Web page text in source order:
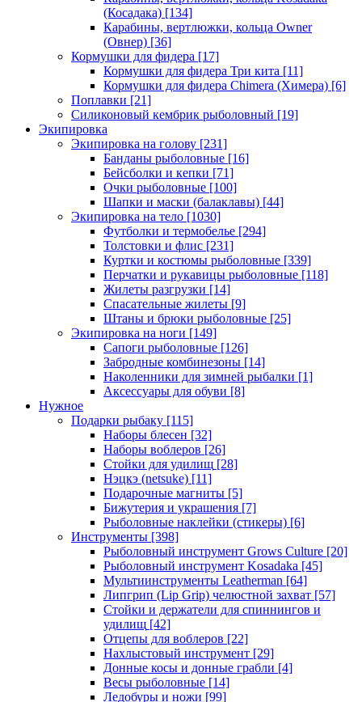
(Косадака) [134]
Карабины, вертлюжки, кольца Owner
(Овнер) [36]
Кормушки для фидера [17]
Кормушки для фидера Три кита [11]
Кормушки для фидера Chimera (Химера) [6]
Поплавки [21]
Силиконовый кембрик рыболовный [19]
Экипировка
Экипировка на голову [231]
Банданы рыболовные [16]
Бейсболки и кепки [71]
Очки рыболовные [100]
Шапки и маски (балаклавы) [44]
Экипировка на тело [1030]
Футболки и термобелье [294]
Толстовки и флис [231]
Куртки и костюмы рыболовные [339]
Перчатки и рукавицы рыболовные [118]
Жилеты разгрузки [14]
Спасательные жилеты [9]
Штаны и брюки рыболовные [25]
Экипировка на ноги [149]
Сапоги рыболовные [126]
Забродные комбинезоны [14]
Наколенники для зимней рыбалки [1]
Аксессуары для обуви [8]
Нужное
Подарки рыбаку [115]
Наборы блесен [32]
Наборы воблеров [26]
Стойки для удилищ [28]
Нэцкэ (netsuke) [11]
Подарочные магниты [5]
Бижутерия и украшения [7]
Рыболовные наклейки (стикеры) [6]
Инструменты [398]
Рыболовный инструмент Grows Culture [20]
Рыболовный инструмент Kosadaka [45]
Мультиинструменты Leatherman [64]
Липгрип (Lip Grip) челюстной захват [57]
Стойки и держатели для спиннингов и
удилищ [42]
Отцепы для воблеров [22]
Нахлыстовый инструмент [29]
Донные косы и донные грабли [4]
Весы рыболовные [14]
Ледобуры и ножи [99]